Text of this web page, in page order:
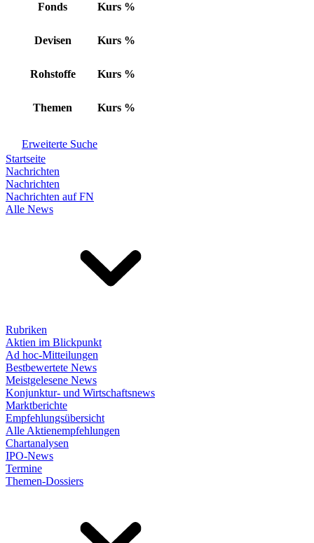
Fonds Kurs %
Devisen Kurs %
Rohstoffe Kurs %
Themen Kurs %
Erweiterte Suche
Startseite
Nachrichten
Nachrichten
Nachrichten auf FN
Alle News
Rubriken
Aktien im Blickpunkt
Ad hoc-Mitteilungen
Bestbewertete News
Meistgelesene News
Konjunktur- und Wirtschaftsnews
Marktberichte
Empfehlungsübersicht
Alle Aktienempfehlungen
Chartanalysen
IPO-News
Termine
Themen-Dossiers